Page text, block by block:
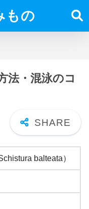
もの
法・混泳のコ
balteata）